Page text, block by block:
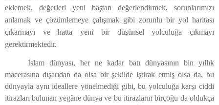
eklemek, değerleri yeni baştan değerlendirmek, sorunlarımızı
anlamak ve çözümlemeye çalışmak gibi zorunlu bir yol haritası
çıkarmayı ve hatta yeni bir düşünsel yolculuğa çıkmayı
gerektirmektedir.
İslam dünyası, her ne kadar batı dünyasının bin yıllık
macerasına dışarıdan da olsa bir şekilde iştirak etmiş olsa da, bu
dünyayla aynı ideallere yönelmediği gibi, bu yolculuğa karşı ciddi
itirazları bulunan yegâne dünya ve bu itirazların birçoğu da oldukça